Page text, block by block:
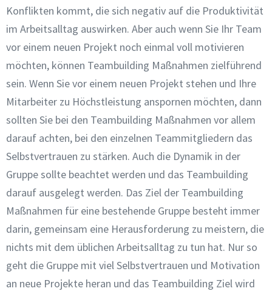
Konflikten kommt, die sich negativ auf die Produktivität
im Arbeitsalltag auswirken. Aber auch wenn Sie Ihr Team
vor einem neuen Projekt noch einmal voll motivieren
möchten, können Teambuilding Maßnahmen zielführend
sein. Wenn Sie vor einem neuen Projekt stehen und Ihre
Mitarbeiter zu Höchstleistung anspornen möchten, dann
sollten Sie bei den Teambuilding Maßnahmen vor allem
darauf achten, bei den einzelnen Teammitgliedern das
Selbstvertrauen zu stärken. Auch die Dynamik in der
Gruppe sollte beachtet werden und das Teambuilding
darauf ausgelegt werden. Das Ziel der Teambuilding
Maßnahmen für eine bestehende Gruppe besteht immer
darin, gemeinsam eine Herausforderung zu meistern, die
nichts mit dem üblichen Arbeitsalltag zu tun hat. Nur so
geht die Gruppe mit viel Selbstvertrauen und Motivation
an neue Projekte heran und das Teambuilding Ziel wird